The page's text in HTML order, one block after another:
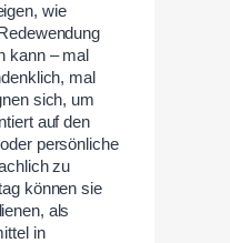
wie
kann – mal
mal
sich, um
auf den
persönliche
zu
können sie
als
in